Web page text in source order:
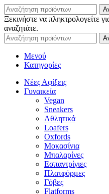
Ξεκινήστε να πληκτρολογείτε
αναζητάτε.
Μενού
Κατηγορίες
Νέες Αφίξεις
Γυναικεία
Vegan
Sneakers
Αθλητικά
Loafers
Oxfords
Μοκασίνια
Μπαλαρίνες
Εσπαντρίγιες
Πλατφόρμες
Γόβες
Flatforms